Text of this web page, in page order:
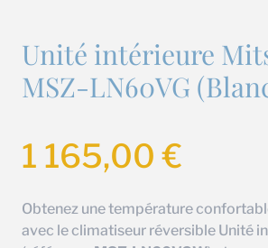
Unité intérieure
MSZ-LN60VG
1 165,00€
Obtenez une température
avec le climatiseur réversible Unité